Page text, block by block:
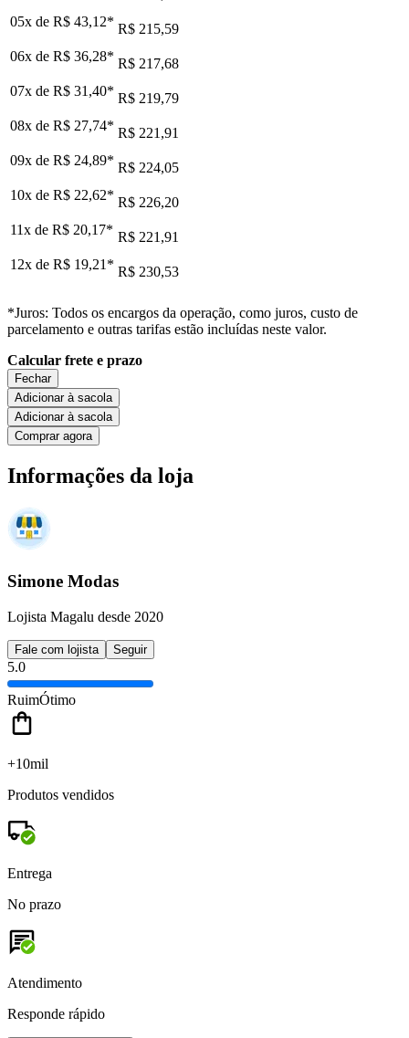
05x de R$ 43,12* R$ 215,59
06x de R$ 36,28* R$ 217,68
07x de R$ 31,40* R$ 219,79
08x de R$ 27,74* R$ 221,91
09x de R$ 24,89* R$ 224,05
10x de R$ 22,62* R$ 226,20
11x de R$ 20,17* R$ 221,91
12x de R$ 19,21* R$ 230,53
*Juros: Todos os encargos da operação, como juros, custo de
parcelamento e outras tarifas estão incluídas neste valor.
Calcular frete e prazo
Fechar
Adicionar à sacola
Adicionar à sacola
Comprar agora
Informações da loja
Simone Modas
Lojista Magalu desde 2020
Fale com lojista Seguir
5.0
RuimÓtimo
+10mil
Produtos vendidos
Entrega
No prazo
Atendimento
Responde rápido